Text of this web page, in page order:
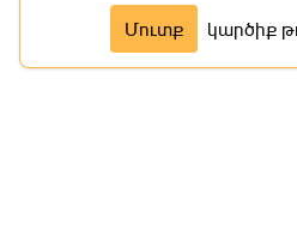
Մուտք կարծիք